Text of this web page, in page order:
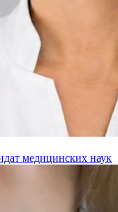
медицинских наук